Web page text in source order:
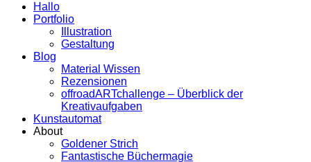
Hallo
Portfolio
Illustration
Gestaltung
Blog
Material Wissen
Rezensionen
offroadARTchallenge – Überblick der
Kreativaufgaben
Kunstautomat
About
Goldener Strich
Fantastische Büchermagie